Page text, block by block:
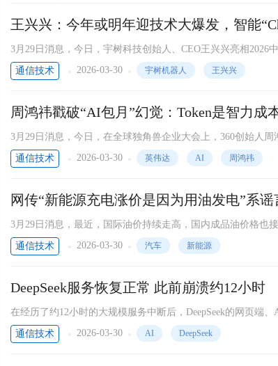
王兴兴：今年或明年迎技术大爆发，智能
3月29日消息，今日，宇树科技创始人、CEO王兴兴亮相2026
演讲。
通信技术 2026-03-30 宇树机器人 王兴兴
周鸿祎戳破“AI包月”幻觉：Token是智力成
3月29日消息，今日，在全球独角兽企业大会上，360创始人
应，直言Token永远无法像手机流量一样实现包月无限量使用。
通信技术 2026-03-30 英伟达 AI 周鸿祎
网传“新能源充电涨价是因为用油发电”系谣
3月29日消息，最近，国际油价持续走高，国内成品油价格也
是因为用油发电”的说法，到底靠不靠谱呢?
通信技术 2026-03-30 汽车 新能源
DeepSeek服务恢复正常 此前崩溃约12小时
在经历了约12小时的大规模服务中断后，DeepSeek的网页端
行。
通信技术 2026-03-30 AI DeepSeek